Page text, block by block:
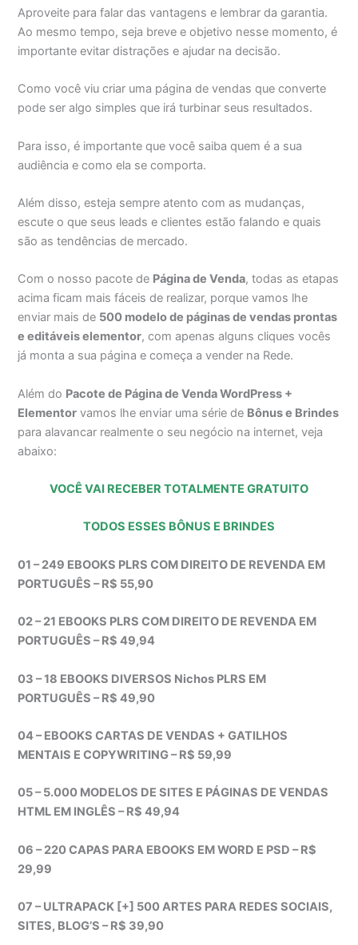
Aproveite para falar das vantagens e lembrar da garantia.
Ao mesmo tempo, seja breve e objetivo nesse momento, é
importante evitar distrações e ajudar na decisão.
Como você viu criar uma página de vendas que converte
pode ser algo simples que irá turbinar seus resultados.
Para isso, é importante que você saiba quem é a sua
audiência e como ela se comporta.
Além disso, esteja sempre atento com as mudanças,
escute o que seus leads e clientes estão falando e quais
são as tendências de mercado.
Com o nosso pacote de Página de Venda, todas as etapas
acima ficam mais fáceis de realizar, porque vamos lhe
enviar mais de 500 modelo de páginas de vendas prontas
e editáveis elementor, com apenas alguns cliques vocês
já monta a sua página e começa a vender na Rede.
Além do Pacote de Página de Venda WordPress +
Elementor vamos lhe enviar uma série de Bônus e Brindes
para alavancar realmente o seu negócio na internet, veja
abaixo:
VOCÊ VAI RECEBER TOTALMENTE GRATUITO
TODOS ESSES BÔNUS E BRINDES
01 – 249 EBOOKS PLRS COM DIREITO DE REVENDA EM
PORTUGUÊS – R$ 55,90
02 – 21 EBOOKS PLRS COM DIREITO DE REVENDA EM
PORTUGUÊS – R$ 49,94
03 – 18 EBOOKS DIVERSOS Nichos PLRS EM
PORTUGUÊS – R$ 49,90
04 – EBOOKS CARTAS DE VENDAS + GATILHOS
MENTAIS E COPYWRITING – R$ 59,99
05 – 5.000 MODELOS DE SITES E PÁGINAS DE VENDAS
HTML EM INGLÊS – R$ 49,94
06 – 220 CAPAS PARA EBOOKS EM WORD E PSD – R$
29,99
07 – ULTRAPACK [+] 500 ARTES PARA REDES SOCIAIS,
SITES, BLOG’S – R$ 39,90